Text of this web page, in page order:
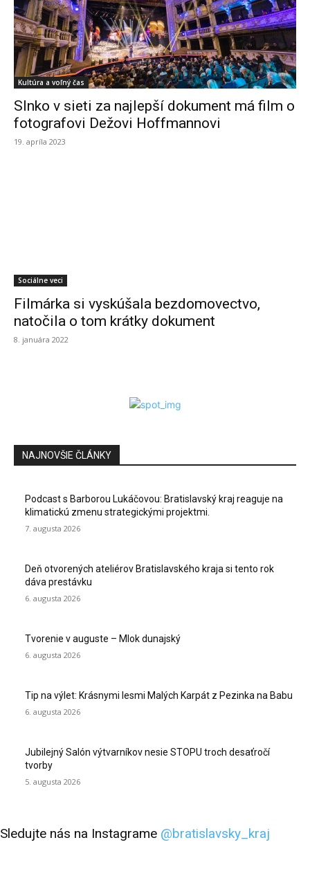
Kultúra a voľný čas
Slnko v sieti za najlepší dokument má film o
fotografovi Dežovi Hoffmannovi
19. apríla 2023
Sociálne veci
Filmárka si vyskúšala bezdomovectvo,
natočila o tom krátky dokument
8. januára 2022
NAJNOVŠIE ČLÁNKY
Podcast s Barborou Lukáčovou: Bratislavský kraj reaguje na
klimatickú zmenu strategickými projektmi.
7. augusta 2026
Deň otvorených ateliérov Bratislavského kraja si tento rok
dáva prestávku
6. augusta 2026
Tvorenie v auguste – Mlok dunajský
6. augusta 2026
Tip na výlet: Krásnymi lesmi Malých Karpát z Pezinka na Babu
6. augusta 2026
Jubilejný Salón výtvarníkov nesie STOPU troch desaťročí
tvorby
5. augusta 2026
Sledujte nás na Instagrame @bratislavsky_kraj